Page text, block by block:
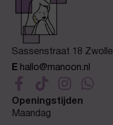
Sassenstraat 18 Zwolle
E hallo@manoon.nl
Openingstijden
Maandag